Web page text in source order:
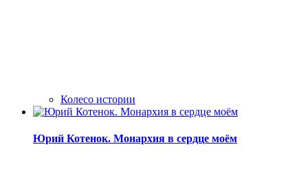
Колесо истории
Юрий Котенок. Монархия в сердце моём